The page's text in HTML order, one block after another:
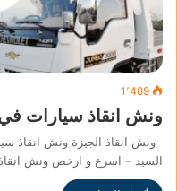
1٬489
ونش انقاذ سيارات في
ونش انقاذ الجيزة ونش انقاذ
السيد – اسرع و ارخص ونش